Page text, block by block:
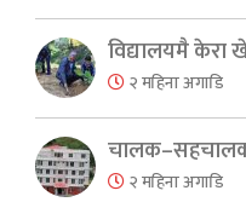
विद्यालयमै केरा
२ महिना अगाडि
२ महिना अगाडि